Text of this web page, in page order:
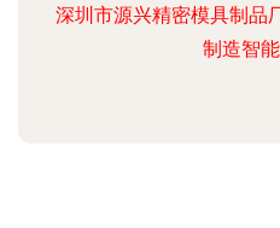
深圳市源兴精密模具制品
制造智